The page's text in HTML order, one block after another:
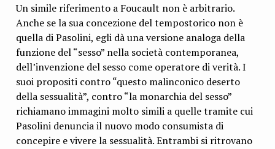
Un simile riferimento a Foucault non è arbitrario.
Anche se la sua concezione del tempostorico non è
quella di Pasolini, egli dà una versione analoga della
funzione del “sesso” nella società contemporanea,
dell’invenzione del sesso come operatore di verità. I
suoi propositi contro “questo malinconico deserto
della sessualità”, contro “la monarchia del sesso”
richiamano immagini molto simili a quelle tramite cui
Pasolini denuncia il nuovo modo consumista di
concepire e vivere la sessualità. Entrambi si ritrovano